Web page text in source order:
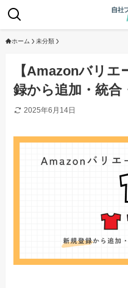
ホーム 未分類
【Amazonバリ
録から追加・統合
2025年6月14日